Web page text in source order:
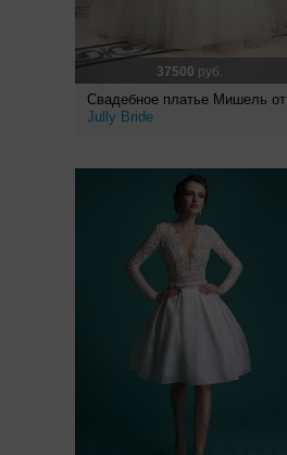
37500 руб.
Свадебное платье Мишель от
Jully Bride